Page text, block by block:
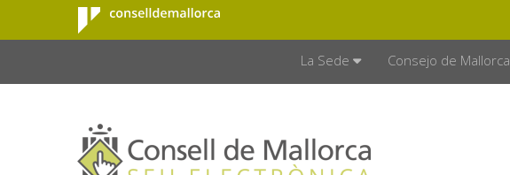
Saltar al contenido principal
Consell de
Mallorca
La Sede Consejo de Mallorca